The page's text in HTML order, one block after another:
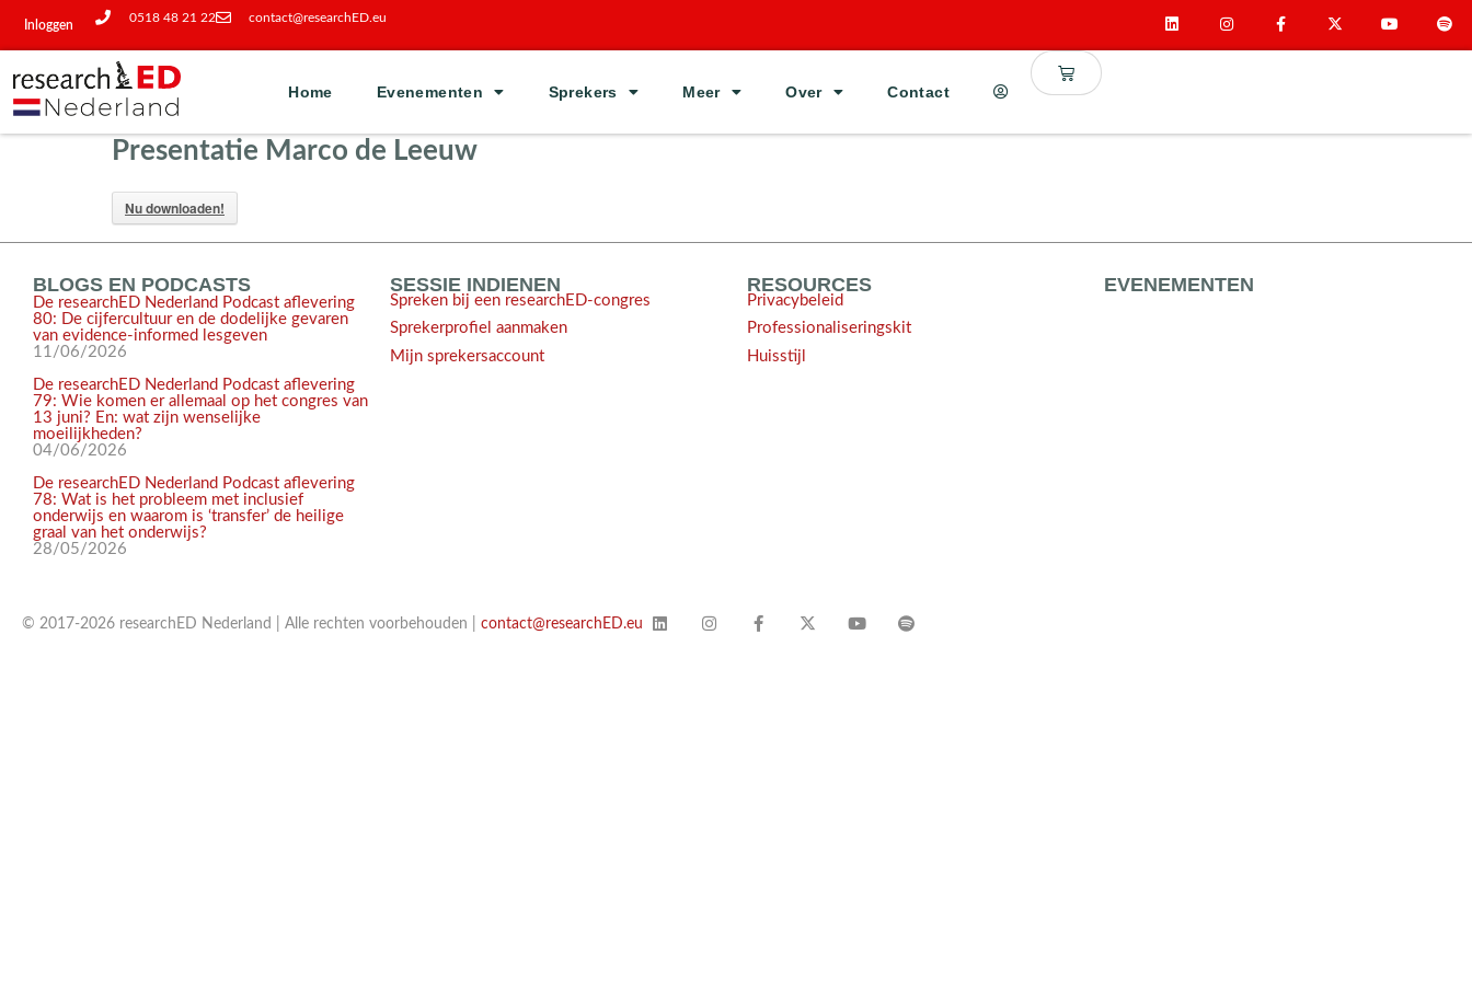
Inloggen
0518 48 21 22 contact@researchED.eu
Home Evenementen Sprekers Meer Over Contact
Presentatie Marco de Leeuw
Nu downloaden!
BLOGS EN PODCASTS
De researchED Nederland Podcast aflevering
80: De cijfercultuur en de dodelijke gevaren
van evidence-informed lesgeven
11/06/2026
De researchED Nederland Podcast aflevering
79: Wie komen er allemaal op het congres van
13 juni? En: wat zijn wenselijke
moeilijkheden?
04/06/2026
De researchED Nederland Podcast aflevering
78: Wat is het probleem met inclusief
onderwijs en waarom is ‘transfer’ de heilige
graal van het onderwijs?
28/05/2026
SESSIE INDIENEN
Spreken bij een researchED-congres
Sprekerprofiel aanmaken
Mijn sprekersaccount
RESOURCES
Privacybeleid
Professionaliseringskit
Huisstijl
EVENEMENTEN
© 2017-2026 researchED Nederland | Alle rechten voorbehouden | contact@researchED.eu